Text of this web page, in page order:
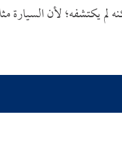
يكتشفه؛ لأن السيارة